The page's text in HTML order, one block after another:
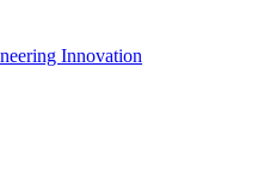
Innovation